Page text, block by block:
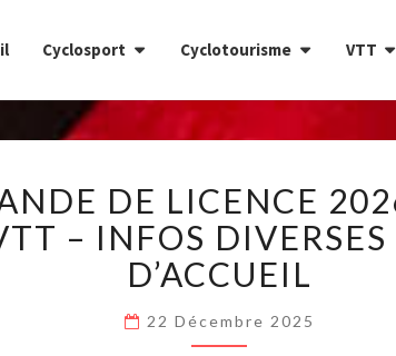
Cyclosport Cyclotourisme VTT
DE
DEMANDE
DE
LICENCE
2026
DISPONIBLE
DE LICENCE
– INFOS
D’ACCUEIL
22 Décembre 2025